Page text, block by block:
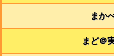
まか
まど＠